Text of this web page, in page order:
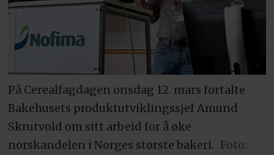
På Cerealfagdagen onsdag 12. mars fortalte
Bakehusets produktutviklingssjef Amund
Skrutvold om sitt arbeid for å øke
norskandelen i Norges største bakeri. Foto: